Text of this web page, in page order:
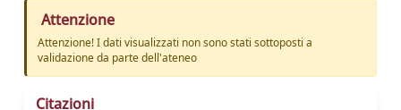
Attenzione
Attenzione! I dati visualizzati non sono stati sottoposti a
validazione da parte dell'ateneo
Citazioni